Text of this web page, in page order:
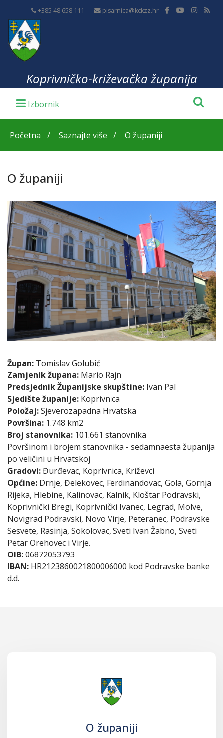
+385 48 658 111 pisarnica@kckzz.hr
Koprivničko-križevačka županija
Početna Saznajte više O županiji
O županiji
Župan: Tomislav Golubić
Zamjenik župana: Mario Rajn
Predsjednik Županijske skupštine: Ivan Pal
Sjedište županije: Koprivnica
Položaj:Sjeverozapadna Hrvatska
Površina: 1.748 km2
Broj stanovnika: 101.661 stanovnika
Površinom i brojem stanovnika - sedamnaesta županija
po veličini u Hrvatskoj
Gradovi:Đurđevac, Koprivnica, Križevci
Općine: Drnje, Đelekovec, Ferdinandovac, Gola, Gornja
Rijeka, Hlebine, Kalinovac, Kalnik, Kloštar Podravski,
Koprivnički Bregi, Koprivnički Ivanec, Legrad, Molve,
Novigrad Podravski, Novo Virje, Peteranec, Podravske
Sesvete, Rasinja, Sokolovac, Sveti Ivan Žabno, Sveti
Petar Orehovec i Virje.
OIB:06872053793
IBAN: HR2123860021800006000 kod Podravske banke
d.d.
O županiji